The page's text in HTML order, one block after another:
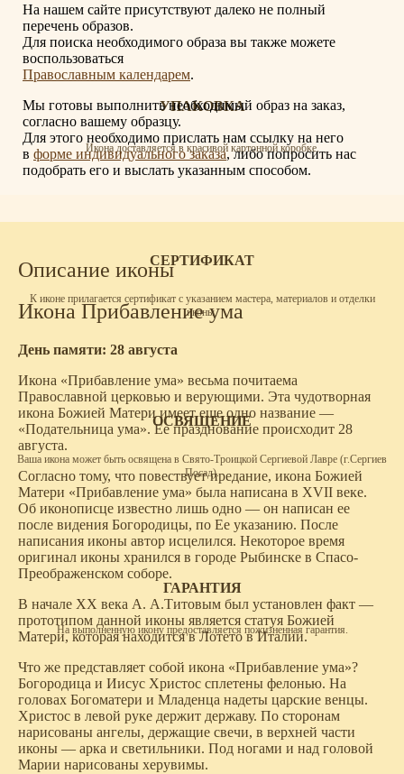
УПАКОВКА
Икона доставляется в красивой картонной коробке.
СЕРТИФИКАТ
К иконе прилагается сертификат с указанием мастера, материалов и отделки
иконы.
ОСВЯЩЕНИЕ
Ваша икона может быть освящена в Свято-Троицкой Сергиевой Лавре (г.Сергиев
Посад).
ГАРАНТИЯ
На выполненную икону предоставляется пожизненная гарантия.
На нашем сайте присутствуют далеко не полный
перечень образов.
Для поиска необходимого образа вы также можете
воспользоваться
Православным календарем.
Мы готовы выполнить необходимый образ на заказ,
согласно вашему образцу.
Для этого необходимо прислать нам ссылку на него
в форме индивидуального заказа, либо попросить нас
подобрать его и выслать указанным способом.
Описание иконы
Икона Прибавление ума
День памяти: 28 августа
Икона «Прибавление ума» весьма почитаема
Православной церковью и верующими. Эта чудотворная
икона Божией Матери имеет еще одно название —
«Подательница ума». Ее празднование происходит 28
августа.
Согласно тому, что повествует предание, икона Божией
Матери «Прибавление ума» была написана в XVII веке.
Об иконописце известно лишь одно — он написан ее
после видения Богородицы, по Ее указанию. После
написания иконы автор исцелился. Некоторое время
оригинал иконы хранился в городе Рыбинске в Спасо-
Преображенском соборе.
В начале XX века А. А.Титовым был установлен факт —
прототипом данной иконы является статуя Божией
Матери, которая находится в Лотето в Италии.
Что же представляет собой икона «Прибавление ума»?
Богородица и Иисус Христос сплетены фелонью. На
головах Богоматери и Младенца надеты царские венцы.
Христос в левой руке держит державу. По сторонам
нарисованы ангелы, держащие свечи, в верхней части
иконы — арка и светильники. Под ногами и над головой
Марии нарисованы херувимы.